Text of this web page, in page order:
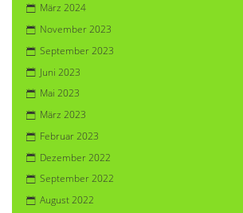
März 2024
November 2023
September 2023
Juni 2023
Mai 2023
März 2023
Februar 2023
Dezember 2022
September 2022
August 2022